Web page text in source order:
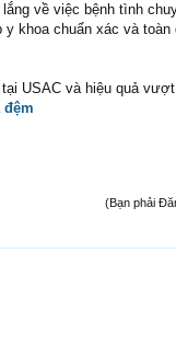
về việc bệnh tình
khoa chuẩn xác và
USAC và hiệu quả
(Bạn phải